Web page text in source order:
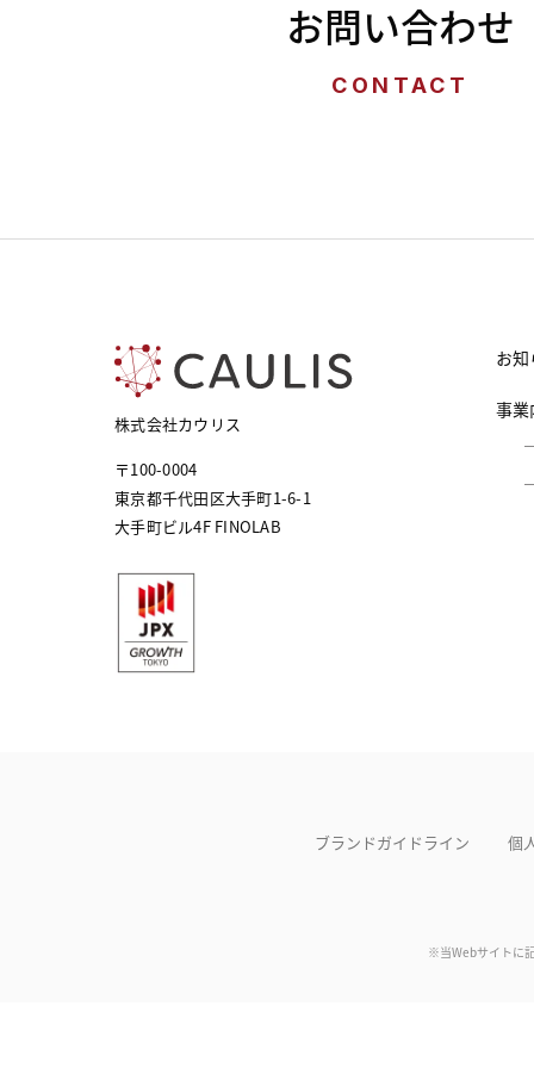
お問い合わせ
CONTACT
株式会社カウリス
〒100-0004
東京都千代田区大手町1-6-1
大手町ビル4F FINOLAB
お
事業
ブランドガイドライン 個
※当Webサイトに